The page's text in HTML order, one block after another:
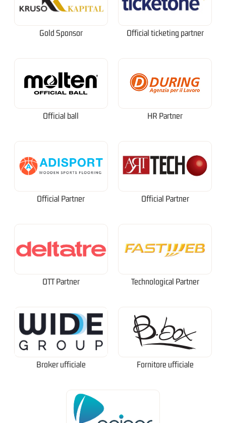
Gold Sponsor Official ticketing partner
Official ball HR Partner
Official Partner Official Partner
OTT Partner Technological Partner
Broker ufficiale Fornitore ufficiale